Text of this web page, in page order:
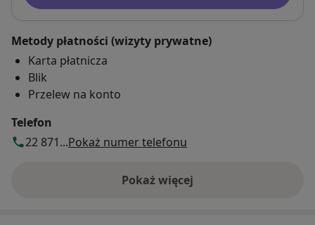
Metody płatności (wizyty prywatne)
Karta płatnicza
Blik
Przelew na konto
Telefon
22 871...Pokaż numer telefonu
Pokaż więcej
o adresie